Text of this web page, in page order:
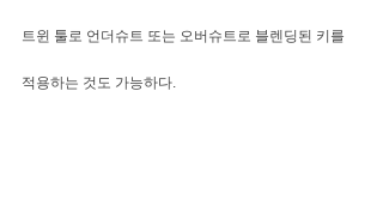
트윈 툴로 언더슈트 또는 오버슈트로 블렌딩된 키를
적용하는 것도 가능하다.